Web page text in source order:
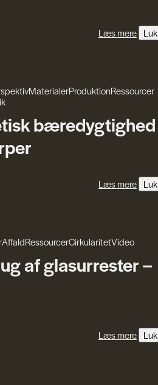
Læs mere Luk
MaterialerProduktionRessourcer
bæredygtighed
Læs mere Luk
AffaldRessourcerCirkularitetVideo
af glasurrester –
Læs mere Luk